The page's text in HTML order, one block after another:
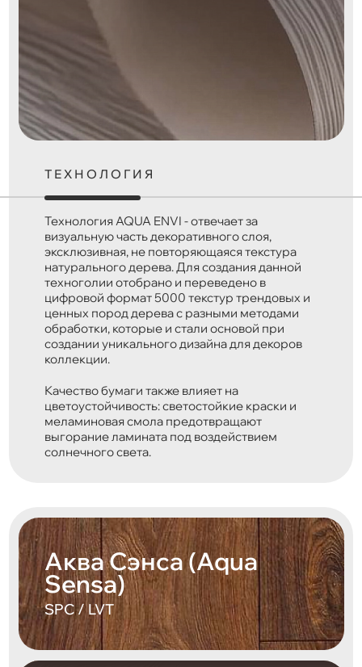
ТЕХНОЛОГИЯ
Технология AQUA ENVI - отвечает за
визуальную часть декоративного слоя,
эксклюзивная, не повторяющаяся текстура
натурального дерева. Для создания данной
техноголии отобрано и переведено в
цифровой формат 5000 текстур трендовых и
ценных пород дерева с разными методами
обработки, которые и стали основой при
создании уникального дизайна для декоров
коллекции.
Качество бумаги также влияет на
цветоустойчивость: светостойкие краски и
меламиновая смола предотвращают
выгорание ламината под воздействием
солнечного света.
Аква Сэнса (Aqua
Sensa)
SPC / LVT